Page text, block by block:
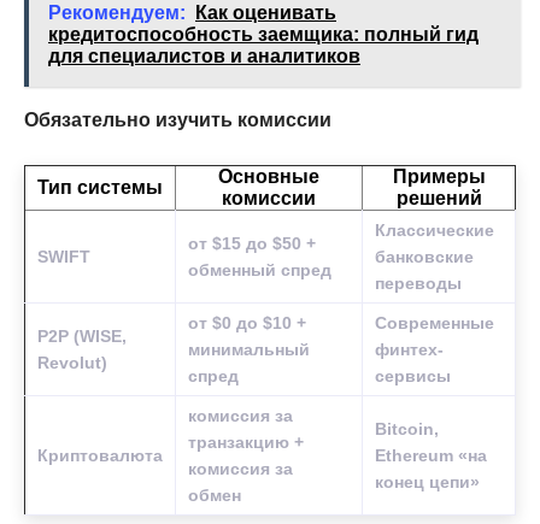
Рекомендуем:
Как оценивать
кредитоспособность заемщика: полный гид
для специалистов и аналитиков
Обязательно изучить комиссии
Тип системы
Основные
комиссии
Примеры
решений
SWIFT
от $15 до $50 +
обменный спред
Классические
банковские
переводы
P2P (WISE,
Revolut)
от $0 до $10 +
минимальный
спред
Современные
финтех-
сервисы
Криптовалюта
комиссия за
транзакцию +
комиссия за
обмен
Bitcoin,
Ethereum «на
конец цепи»